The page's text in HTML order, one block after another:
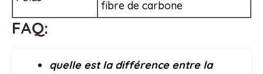
fibre de carbone
FAQ:
quelle est la différence entre la